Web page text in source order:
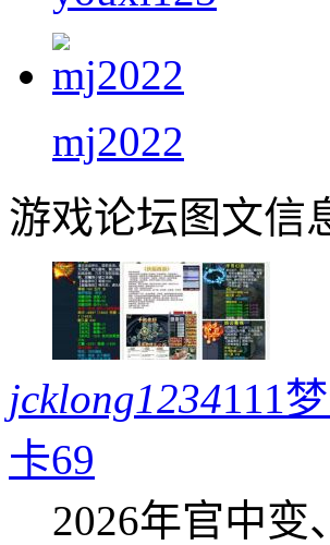
mj2022
游戏论坛图文信
jcklong1234111
卡69
2026年官中变